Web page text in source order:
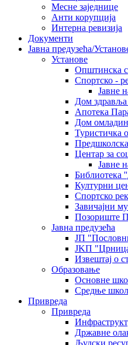
Месне заједнице
Анти корупција
Интерна ревизија
Документи
Јавна предузећа/
Установе
Општинскa
Спортско -
Јавне
Дом
Апотека
Дом
Туристичка
Центар за
Јавне
Библиотека
Културни
Спортско
Завичајни
Позориште
Јавна предузећа
ЈП
ЈKП
Извештај о
Образовање
Основне
Средње
Привреда
Привреда
Државне
Људски